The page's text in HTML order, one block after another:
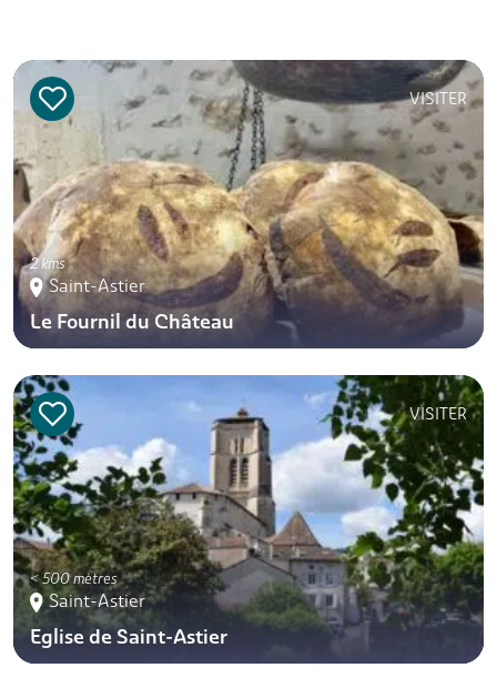
VISITER
2 kms
Saint-Astier
Le Fournil du Château
VISITER
< 500 mètres
Saint-Astier
Eglise de Saint-Astier